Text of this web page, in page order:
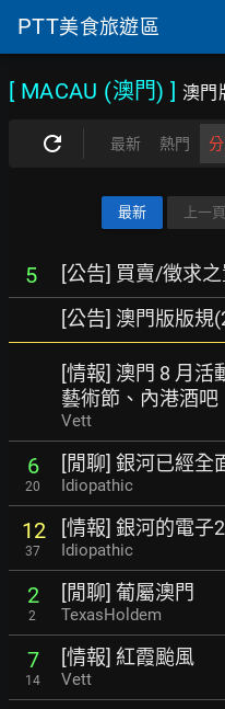
PTT美食旅遊區
[ MACAU (澳門) ] 澳門
最新 熱門
最新 上一頁
5 [公告] 買賣/徵求
[公告] 澳門版版規
[情報] 澳門 8 月活
藝術節、內港酒吧
Vett
6
20
[閒聊] 銀河已經全
Idiopathic
12
37
[情報] 銀河的電子
Idiopathic
2
2
[閒聊] 葡屬澳門
TexasHoldem
7
14
[情報] 紅霞颱風
Vett